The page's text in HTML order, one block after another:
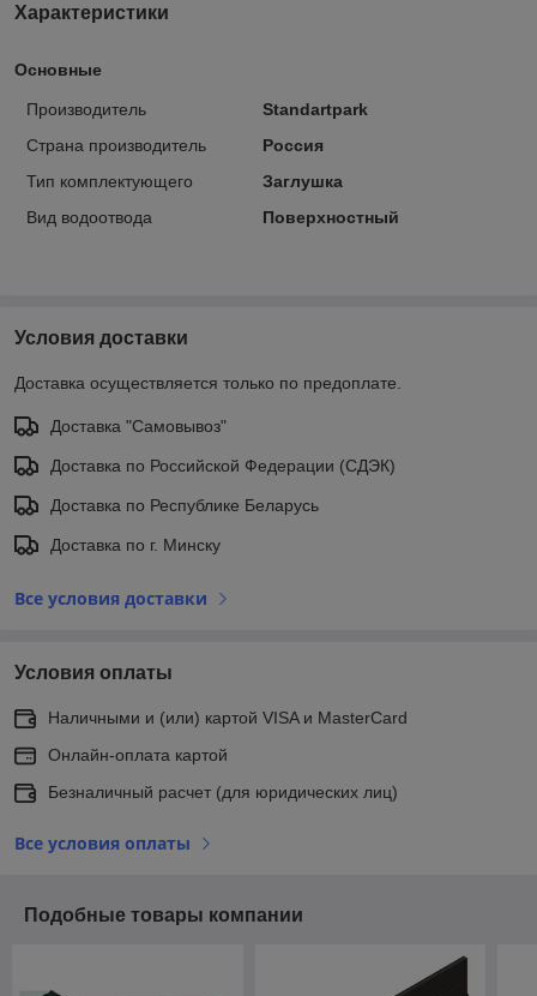
Характеристики
Основные
Производитель
Standartpark
Страна производитель
Россия
Тип комплектующего
Заглушка
Вид водоотвода
Поверхностный
Условия доставки
Доставка осуществляется только по предоплате.
Доставка "Самовывоз"
Доставка по Российской Федерации (СДЭК)
Доставка по Республике Беларусь
Доставка по г. Минску
Все условия доставки
Условия оплаты
Наличными и (или) картой VISA и MasterCard
Онлайн-оплата картой
Безналичный расчет (для юридических лиц)
Все условия оплаты
Подобные товары компании